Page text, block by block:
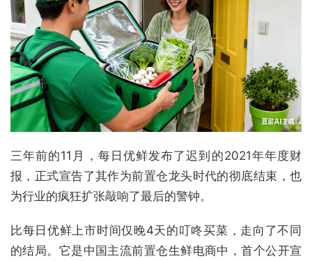
三年前的11月，每日优鲜发布了迟到的2021年年度财
报，正式宣告了其作为前置仓龙头时代的彻底结束，也
为行业的疯狂扩张敲响了最后的警钟。
比每日优鲜上市时间仅晚4天的叮咚买菜，走向了不同
的结局。它是中国主流前置仓生鲜电商中，首个公开宣